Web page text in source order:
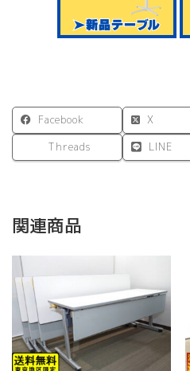
Facebook X
Threads
LINE
関連商品